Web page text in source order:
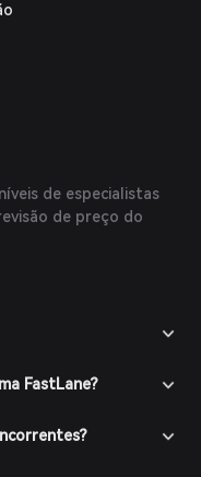
de especialistas
de preço do
FastLane?